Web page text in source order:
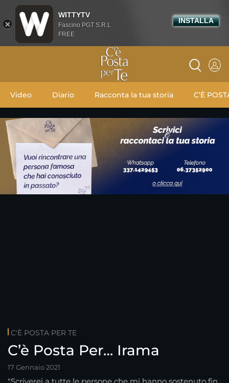
Video Diario Racconta la tua storia C’È
C'È POSTA PER TE
C’è Posta Per… Irama
17 Gennaio 2021
WITTYTV
Fascino PGT S.R.L
FREE
INSTALLA